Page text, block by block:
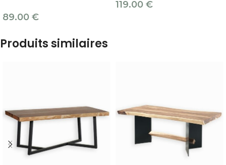
89.00 €
119.00 €
Produits similaires